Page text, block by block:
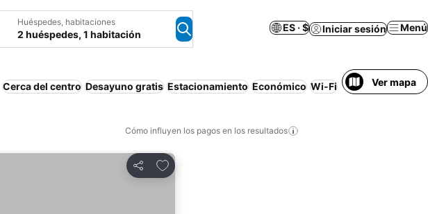
Huéspedes, habitaciones
2 huéspedes, 1 habitación
ES · $ Iniciar sesión Menú
Cerca del centro Desayuno gratis Estacionamiento Económico Wi-Fi Departamento
Ver mapa
Cómo influyen los pagos en los resultados
Compartir
Añadir a favoritos